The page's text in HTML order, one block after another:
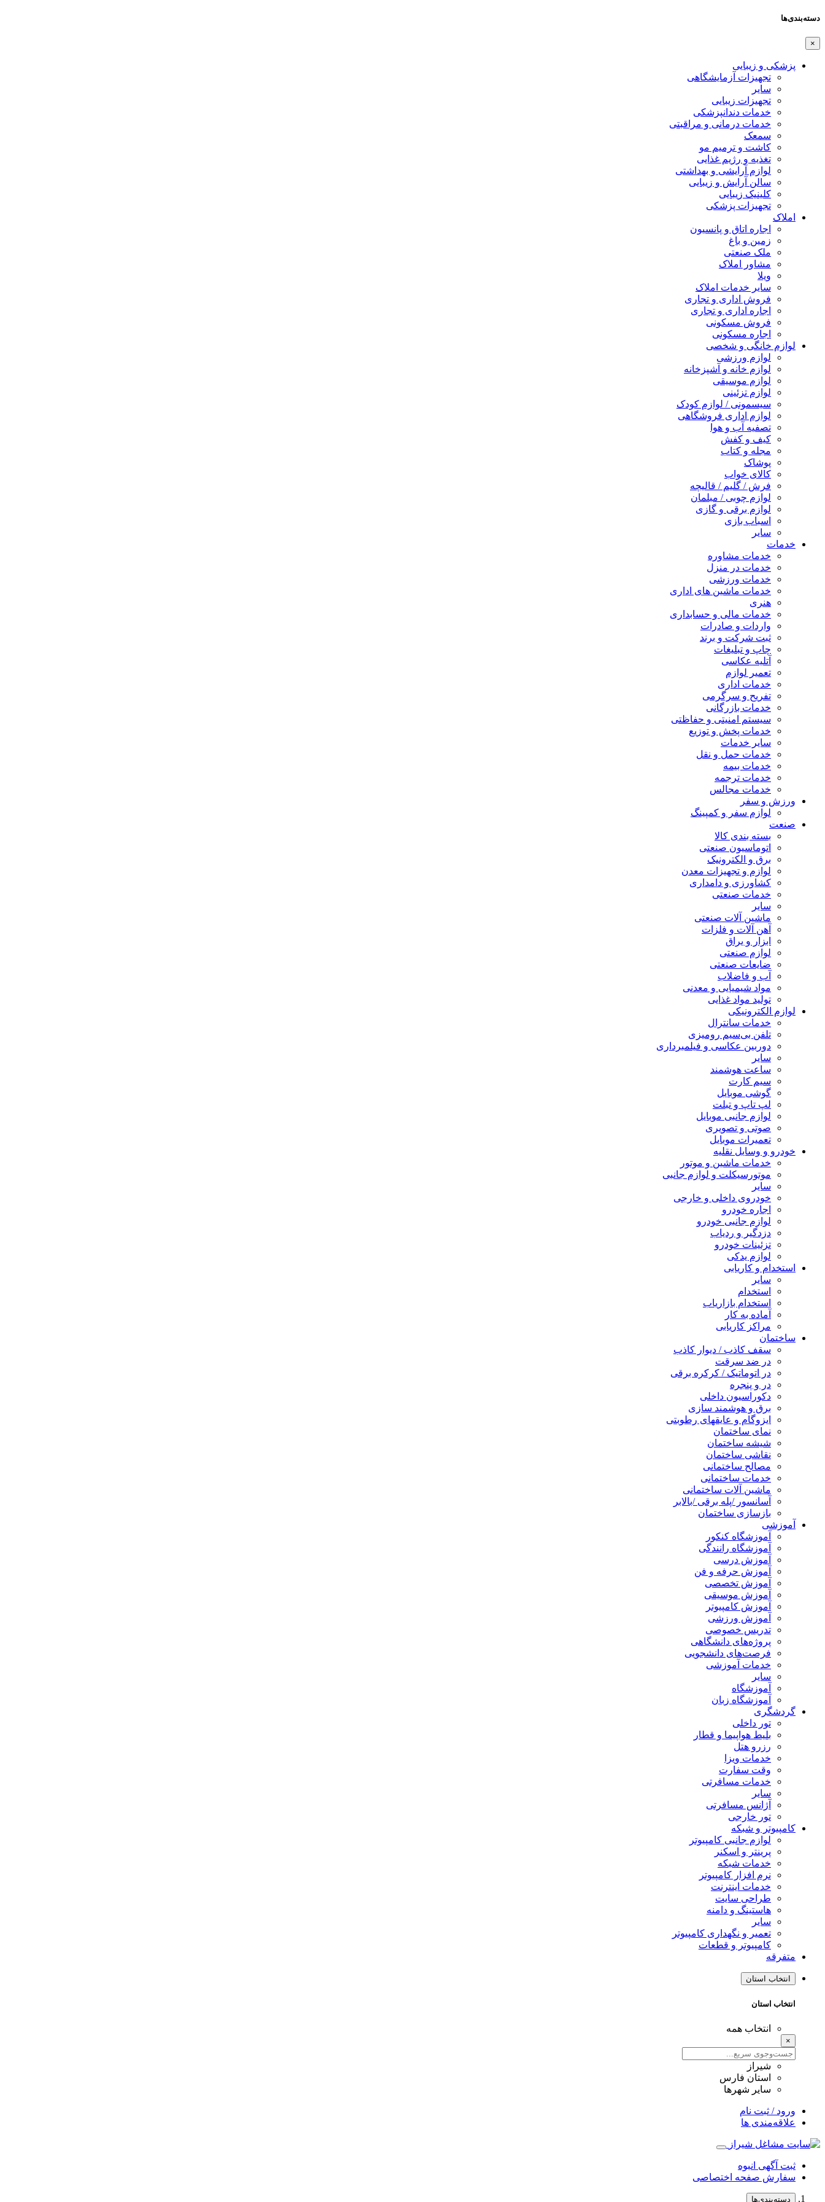
دسته‌بندی‌ها
×
پزشکی و زیبایی
تجهیزات آزمایشگاهی
سایر
تجهیزات زیبایی
خدمات دندانپزشکی
خدمات درمانی و مراقبتی
سمعک
کاشت و ترمیم مو
تغذیه و رژیم غذایی
لوازم آرایشی و بهداشتی
سالن آرایش و زیبایی
کلینیک زیبایی
تجهیزات پزشکی
املاک
اجاره اتاق و پانسیون
زمین و باغ
ملک صنعتی
مشاور املاک
ویلا
سایر خدمات املاک
فروش اداری و تجاری
اجاره اداری و تجاری
فروش مسکونی
اجاره مسکونی
لوازم خانگی و شخصی
لوازم ورزشی
لوازم خانه و آشپزخانه
لوازم موسیقی
لوازم تزئینی
سیسمونی / لوازم کودک
لوازم اداری فروشگاهی
تصفیه آب و هوا
کیف و کفش
مجله و کتاب
پوشاک
کالای خواب
فرش / گلیم / قالیچه
لوازم چوبی / مبلمان
لوازم برقی و گازی
اسباب بازی
سایر
خدمات
خدمات مشاوره
خدمات در منزل
خدمات ورزشی
خدمات ماشین های اداری
هنری
خدمات مالی و حسابداری
واردات و صادرات
ثبت شرکت و برند
چاپ و تبلیغات
آتلیه عکاسی
تعمیر لوازم
خدمات اداری
تفریح و سرگرمی
خدمات بازرگانی
سیستم امنیتی و حفاظتی
خدمات پخش و توزیع
سایر خدمات
خدمات حمل و نقل
خدمات بیمه
خدمات ترجمه
خدمات مجالس
ورزش و سفر
لوازم سفر و کمپینگ
صنعت
بسته بندی کالا
اتوماسیون صنعتی
برق و الکترونیک
لوازم و تجهیزات معدن
کشاورزی و دامداری
خدمات صنعتی
سایر
ماشین آلات صنعتی
آهن آلات و فلزات
ابزار و یراق
لوازم صنعتی
ضایعات صنعتی
آب و فاضلاب
مواد شیمیایی و معدنی
تولید مواد غذایی
لوازم الکترونیکی
خدمات سانترال
تلفن بی‌سیم رومیزی
دوربین عکاسی و فیلمبرداری
سایر
ساعت هوشمند
سیم کارت
گوشی موبایل
لپ تاپ و تبلت
لوازم جانبی موبایل
صوتی و تصویری
تعمیرات موبایل
خودرو و وسایل نقلیه
خدمات ماشین و موتور
موتورسیکلت و لوازم جانبی
سایر
خودروی داخلی و خارجی
اجاره خودرو
لوازم جانبی خودرو
دزدگیر و ردیاب
تزئینات خودرو
لوازم یدکی
استخدام و کاریابی
سایر
استخدام
استخدام بازاریاب
آماده به کار
مراکز کاریابی
ساختمان
سقف کاذب / دیوار کاذب
در ضد سرقت
در اتوماتیک / کرکره برقی
در و پنجره
دکوراسیون داخلی
برق و هوشمند سازی
ایزوگام و عایقهای رطوبتی
نمای ساختمان
شیشه ساختمان
نقاشی ساختمان
مصالح ساختمانی
خدمات ساختمانی
ماشین آلات ساختمانی
آسانسور /پله برقی /بالابر
بازسازی ساختمان
آموزشی
آموزشگاه کنکور
آموزشگاه رانندگی
آموزش درسی
آموزش حرفه و فن
آموزش تخصصی
آموزش موسیقی
آموزش کامپیوتر
آموزش ورزشی
تدریس خصوصی
پروژه‌های دانشگاهی
فرصت‌های دانشجویی
خدمات آموزشی
سایر
آموزشگاه
آموزشگاه زبان
گردشگری
تور داخلی
بلیط هواپیما و قطار
رزرو هتل
خدمات ویزا
وقت سفارت
خدمات مسافرتی
سایر
آژانس مسافرتی
تور خارجی
کامپیوتر و شبکه
لوازم جانبی کامپیوتر
پرینتر و اسکنر
خدمات شبکه
نرم افزار کامپیوتر
خدمات اینترنت
طراحی سایت
هاستینگ و دامنه
سایر
تعمیر و نگهداری کامپیوتر
کامپیوتر و قطعات
متفرقه
انتخاب استان
انتخاب استان
انتخاب همه
×
شیراز
استان فارس
سایر شهرها
ورود / ثبت نام
علاقه‌مندی ها
ثبت آگهی انبوه
سفارش صفحه اختصاصی
دسته‌بندی‌ها